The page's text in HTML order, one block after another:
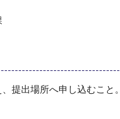
提出場所へ申し込むこと。